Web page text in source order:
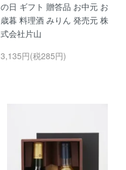
の日 ギフト 贈答品 お中元 お
歳暮 料理酒 みりん 発売元 株
式会社片山
3,135円(税285円)